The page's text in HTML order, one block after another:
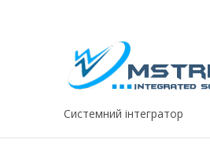
Системний iнтегратор